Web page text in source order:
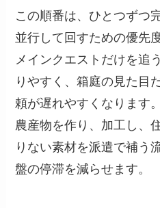
この順番は、ひとつずつ
並行して回すための優先
メインクエストだけを追
りやすく、箱庭の見た目
頼が遅れやすくなります。
農産物を作り、加工し、
りない素材を派遣で補う
盤の停滞を減らせます。